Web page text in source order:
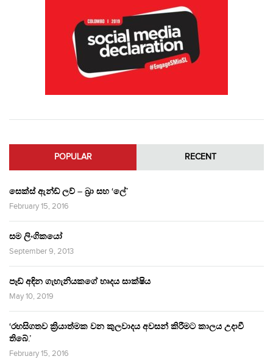
POPULAR RECENT
සෙක්ස් ඇන්ඩ් ලව් – බ්‍රා සහ ‘ලේ’
February 15, 2016
සම ලිංගිකයෝ
September 9, 2013
පෑඩ් අඳින ගැහැනියකගේ හෘදය සාක්ෂිය
May 10, 2019
‘රහසිගතව ක්‍රියාත්මක වන කුලවාදය අවසන් කිරීමට කාලය උදාවී
තිබේ.’
February 15, 2016